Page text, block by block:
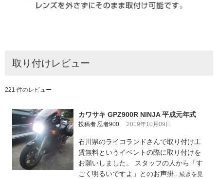
取り付けレビュー
221 件のレビュー
カワサキ GPZ900R NINJA 平成元年式
投稿者 忍者900 2019年10月09日
石川県のライコランドさんで取り付け工
賃無料というイベントの際に取り付けを
お願いしました。 スタッフの人から「す
ごく明るいですよ」とのお声掛.. 続きを見